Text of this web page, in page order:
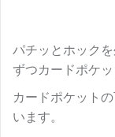
パチッとホック
ずつカードポケッ
カードポケット
います。